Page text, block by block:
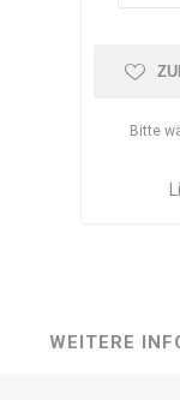
Bitte
WEITERE